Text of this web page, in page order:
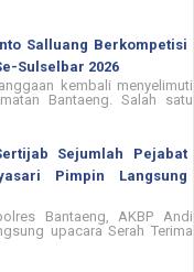
Salluang Berkompetisi
Sulselbar 2026
kembali menyelimuti
Bantaeng. Salah satu
Sejumlah Pejabat
Pimpin Langsung
Bantaeng, AKBP Andi
upacara Serah Terima